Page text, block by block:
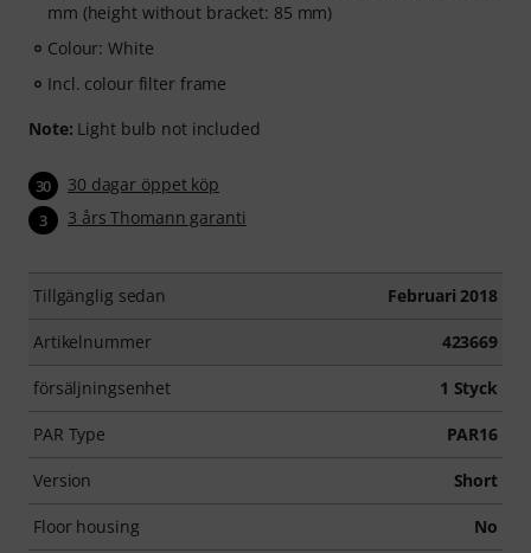
mm (height without bracket: 85 mm)
Colour: White
Incl. colour filter frame
Note: Light bulb not included
30 30 dagar öppet köp
3 3 års Thomann garanti
Tillgänglig sedan Februari 2018
Artikelnummer 423669
försäljningsenhet 1 Styck
PAR Type PAR16
Version Short
Floor housing No